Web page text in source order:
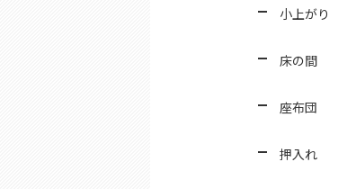
小上がり
床の間
座布団
押入れ